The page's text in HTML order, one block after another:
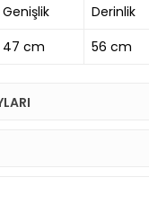
Genişlik Derinlik
47 cm 56 cm